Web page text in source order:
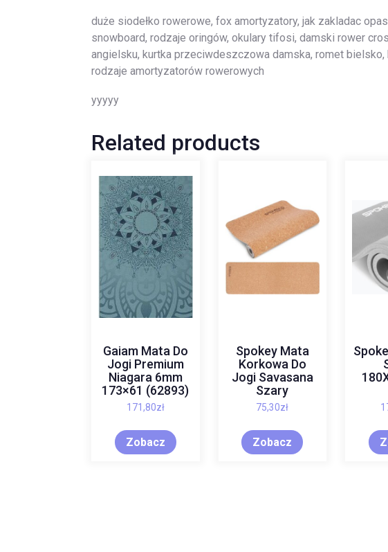
duże siodełko rowerowe, fox amortyzatory, jak zakladac
snowboard, rodzaje oringów, okulary tifosi, damski rower
angielsku, kurtka przeciwdeszczowa damska, romet
rodzaje amortyzatorów rowerowych
yyyyy
Related products
Gaiam Mata Do
Jogi Premium
Niagara 6mm
173×61 (62893)
171,80zł
Zobacz
Spokey Mata
Korkowa Do
Jogi Savasana
Szary
75,30zł
Zobacz